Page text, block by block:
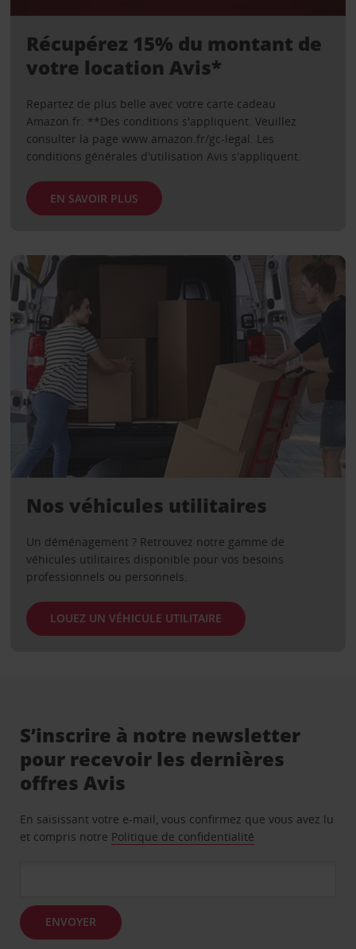
Récupérez 15% du montant de
votre location Avis*
Repartez de plus belle avec votre carte cadeau
Amazon.fr. **Des conditions s'appliquent. Veuillez
consulter la page www.amazon.fr/gc-legal. Les
conditions générales d'utilisation Avis s'appliquent.
EN SAVOIR PLUS
Nos véhicules utilitaires
Un déménagement ? Retrouvez notre gamme de
véhicules utilitaires disponible pour vos besoins
professionnels ou personnels.
LOUEZ UN VÉHICULE UTILITAIRE
S’inscrire à notre newsletter
pour recevoir les dernières
offres Avis
En saisissant votre e-mail, vous confirmez que vous avez lu
et compris notre Politique de confidentialité
ENVOYER